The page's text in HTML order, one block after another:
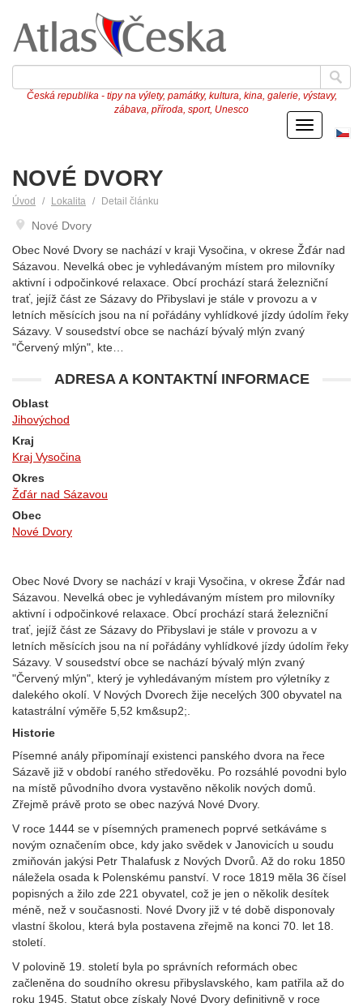
Česká republika - tipy na výlety, památky, kultura, kina, galerie, výstavy,
zábava, příroda, sport, Unesco
Menu
NOVÉ DVORY
Úvod Lokalita Detail článku
Nové Dvory
Obec Nové Dvory se nachází v kraji Vysočina, v okrese Žďár nad
Sázavou. Nevelká obec je vyhledávaným místem pro milovníky
aktivní i odpočinkové relaxace. Obcí prochází stará železniční
trať, jejíž část ze Sázavy do Přibyslavi je stále v provozu a v
letních měsících jsou na ní pořádány vyhlídkové jízdy údolím řeky
Sázavy. V sousedství obce se nachází bývalý mlýn zvaný
"Červený mlýn", kte…
ADRESA A KONTAKTNÍ INFORMACE
Oblast
Jihovýchod
Kraj
Kraj Vysočina
Okres
Žďár nad Sázavou
Obec
Nové Dvory
Obec Nové Dvory se nachází v kraji Vysočina, v okrese Žďár nad
Sázavou. Nevelká obec je vyhledávaným místem pro milovníky
aktivní i odpočinkové relaxace. Obcí prochází stará železniční
trať, jejíž část ze Sázavy do Přibyslavi je stále v provozu a v
letních měsících jsou na ní pořádány vyhlídkové jízdy údolím řeky
Sázavy. V sousedství obce se nachází bývalý mlýn zvaný
"Červený mlýn", který je vyhledávaným místem pro výletníky z
dalekého okolí. V Nových Dvorech žije necelých 300 obyvatel na
katastrální výměře 5,52 km&sup2;.
Historie
Písemné anály připomínají existenci panského dvora na řece
Sázavě již v období raného středověku. Po rozsáhlé povodni bylo
na místě původního dvora vystavěno několik nových domů.
Zřejmě právě proto se obec nazývá Nové Dvory.
V roce 1444 se v písemných pramenech poprvé setkáváme s
novým označením obce, kdy jako svědek v Janovicích u soudu
zmiňován jakýsi Petr Thalafusk z Nových Dvorů. Až do roku 1850
náležela osada k Polenskému panství. V roce 1819 měla 36 čísel
popisných a žilo zde 221 obyvatel, což je jen o několik desítek
méně, než v současnosti. Nové Dvory již v té době disponovaly
vlastní školou, která byla postavena zřejmě na konci 70. let 18.
století.
V polovině 19. století byla po správních reformách obec
začleněna do soudního okresu přibyslavského, kam patřila až do
roku 1945. Statut obce získaly Nové Dvory definitivně v roce